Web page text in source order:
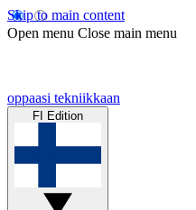
Skip to main content
Open menu Close main menu
oppaasi tekniikkaan
FI Edition